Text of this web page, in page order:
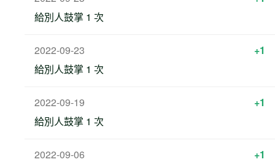
給別人鼓掌 1 次
2022-09-23
+1
給別人鼓掌 1 次
2022-09-19
+1
給別人鼓掌 1 次
2022-09-06
+1